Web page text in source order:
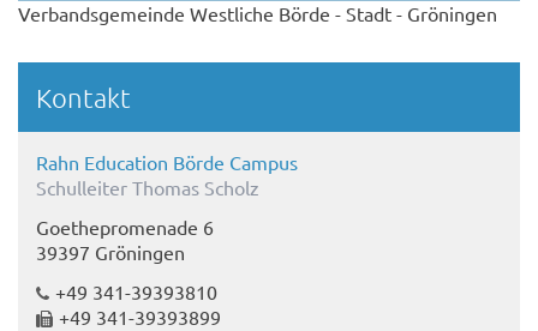
Verbandsgemeinde Westliche Börde - Stadt - Gröningen
Kontakt
Rahn Education Börde Campus
Schulleiter Thomas Scholz
Goethepromenade 6
39397 Gröningen
+49 341-39393810
+49 341-39393899